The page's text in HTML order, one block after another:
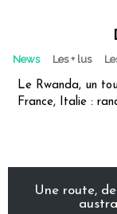
News Les + lus
Le Rwanda, un
France, Italie :
Une route,